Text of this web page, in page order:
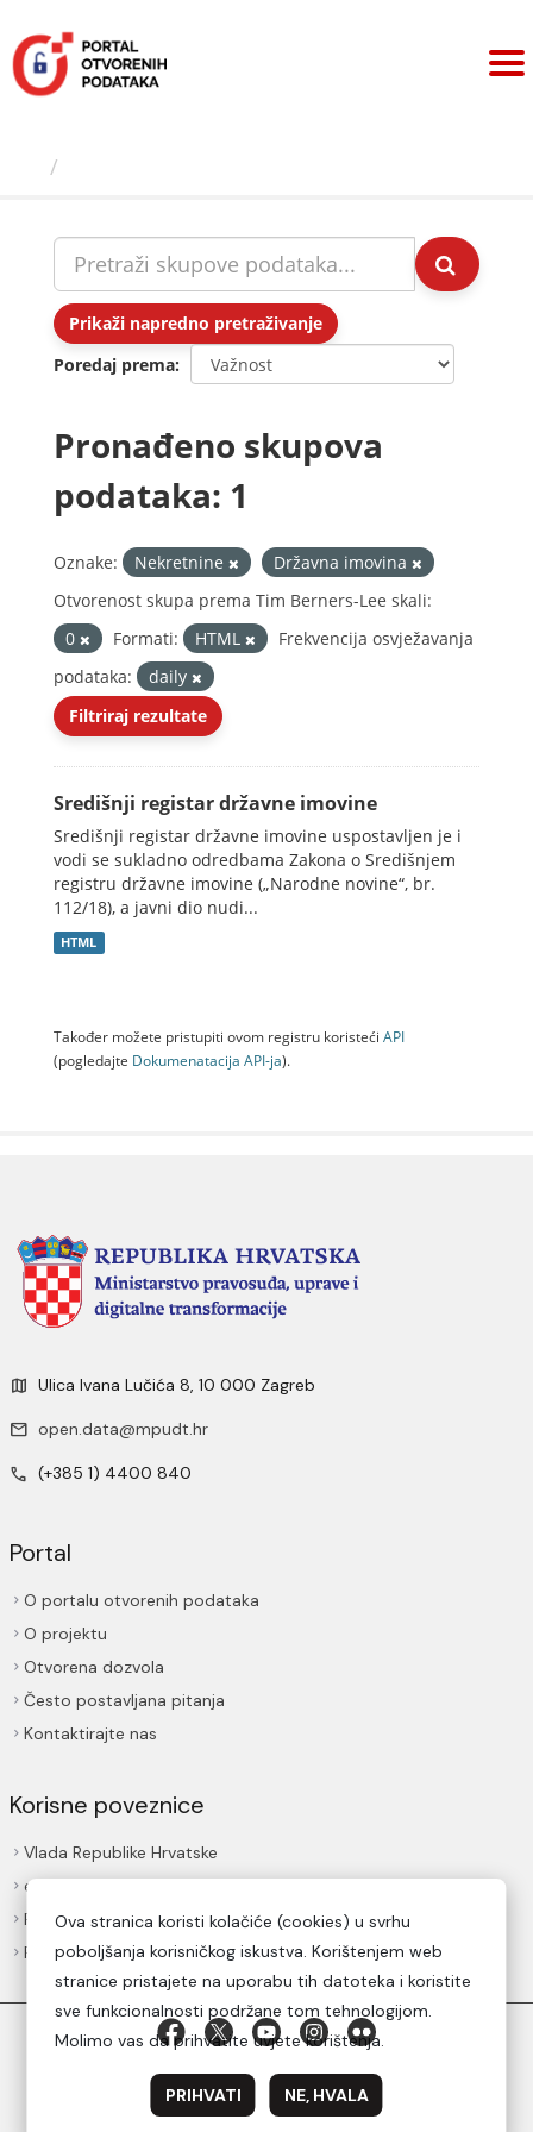
sadržaj
Prikaži napredno pretraživanje
Poredaj prema
Pronađeno skupova
podataka: 1
Oznake: Nekretnine
Državna imovina
Otvorenost skupa prema Tim Berners-Lee skali:
0
Formati: HTML
Frekvencija osvježavanja
podataka:
daily
Filtriraj rezultate
Središnji registar državne imovine
Središnji registar državne imovine uspostavljen je i
vodi se sukladno odredbama Zakona o Središnjem
registru državne imovine („Narodne novine“, br.
112/18), a javni dio nudi...
HTML
Također možete pristupiti ovom registru koristeći API
(pogledajte Dokumenаtаcijа API-jа).